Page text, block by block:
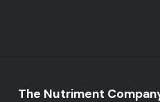
The Nutriment